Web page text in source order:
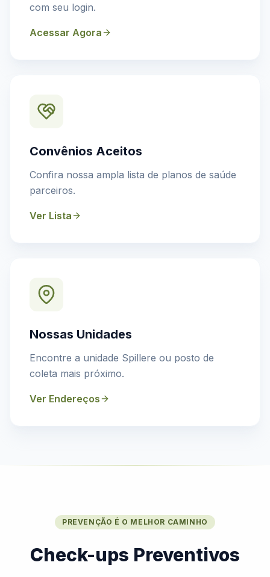
com seu login.
Acessar Agora
Convênios Aceitos
Confira nossa ampla lista de planos de saúde
parceiros.
Ver Lista
Nossas Unidades
Encontre a unidade Spillere ou posto de
coleta mais próximo.
Ver Endereços
PREVENÇÃO É O MELHOR CAMINHO
Check-ups Preventivos